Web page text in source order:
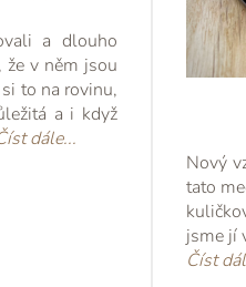
výrobku.
zkusil
o unikátní
objednám,
Gold. Tímto
v
a dlouho
že v něm jsou
to na rovinu,
a i když
dále...
Nový
tato
jsme jí
Číst